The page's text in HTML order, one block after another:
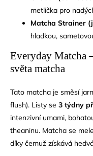
metlička pro
Matcha Strainer
hladkou,
Everyday Matcha
světa matcha
Tato matcha je směsí
flush). Listy se 3 týdny
intenzivní umami,
theaninu. Matcha se
díky čemuž získává